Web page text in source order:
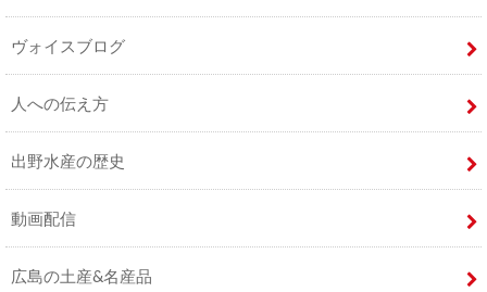
ヴォイスブログ
人への伝え方
出野水産の歴史
動画配信
広島の土産&名産品